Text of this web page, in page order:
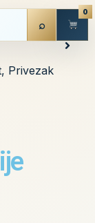
, Privezak
0